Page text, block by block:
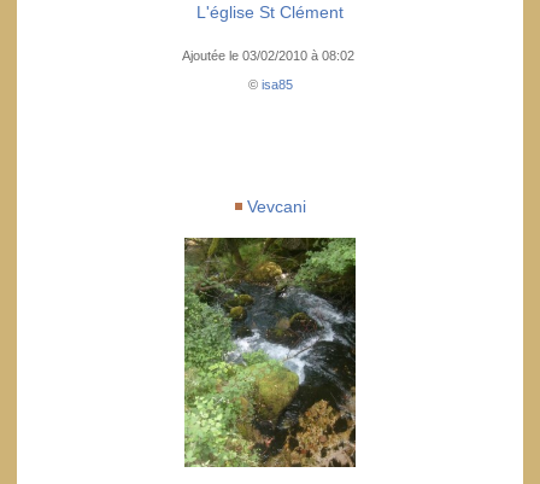
L'église St Clément
Ajoutée le 03/02/2010 à 08:02
© isa85
Vevcani